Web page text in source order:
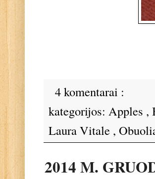
4 komentarai :
kategorijos: Apples ,
Laura Vitale ,
2014 M.